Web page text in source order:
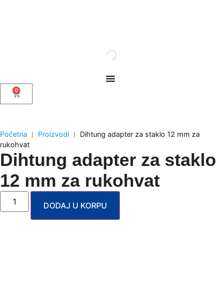
0
Početna ︱ Proizvodi ︱ Dihtung adapter za staklo 12 mm za
rukohvat
Dihtung adapter za staklo
12 mm za rukohvat
DODAJ U KORPU